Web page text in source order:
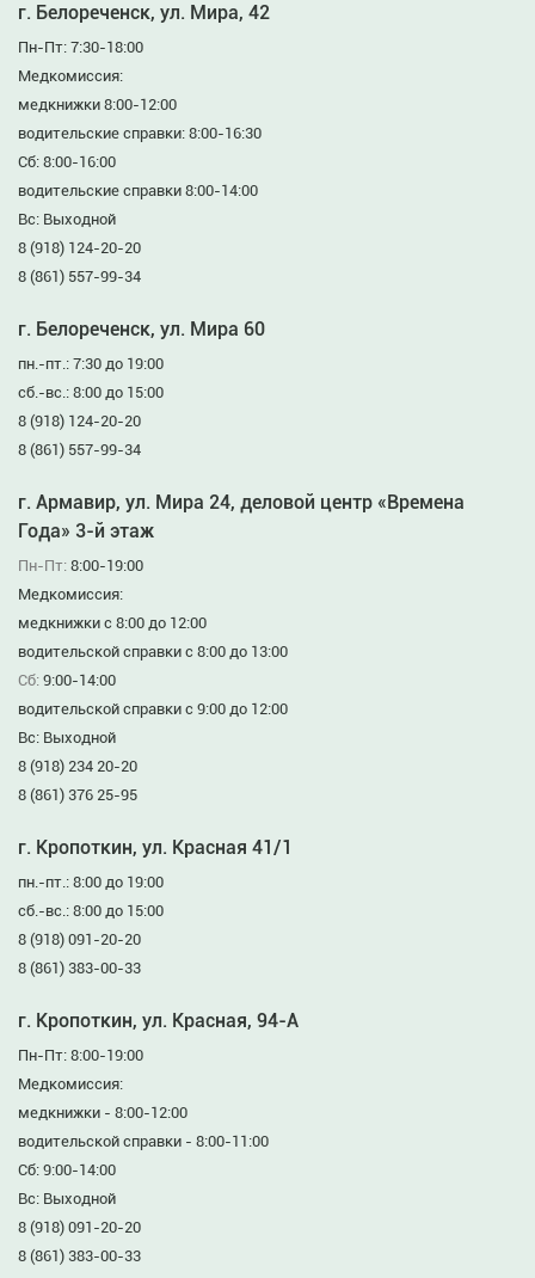
г. Белореченск, ул. Мира, 42
Пн-Пт: 7:30-18:00
Медкомиссия:
медкнижки 8:00-12:00
водительские справки: 8:00-16:30
Сб: 8:00-16:00
водительские справки 8:00-14:00
Вс: Выходной
8 (918) 124-20-20
8 (861) 557-99-34
г. Белореченск, ул. Мира 60
пн.-пт.: 7:30 до 19:00
сб.-вс.: 8:00 до 15:00
8 (918) 124-20-20
8 (861) 557-99-34
г. Армавир, ул. Мира 24, деловой центр «Времена
Года» 3-й этаж
Пн-Пт: 8:00-19:00
Медкомиссия:
медкнижки с 8:00 до 12:00
водительской справки с 8:00 до 13:00
Сб: 9:00-14:00
водительской справки с 9:00 до 12:00
Вс: Выходной
8 (918) 234 20-20
8 (861) 376 25-95
г. Кропоткин, ул. Красная 41/1
пн.-пт.: 8:00 до 19:00
сб.-вс.: 8:00 до 15:00
8 (918) 091-20-20
8 (861) 383-00-33
г. Кропоткин, ул. Красная, 94-А
Пн-Пт: 8:00-19:00
Медкомиссия:
медкнижки - 8:00-12:00
водительской справки - 8:00-11:00
Сб: 9:00-14:00
Вс: Выходной
8 (918) 091-20-20
8 (861) 383-00-33